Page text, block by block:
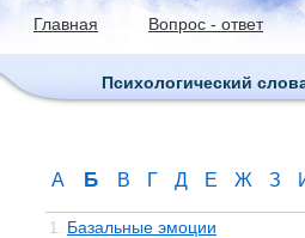
Главная Вопрос - ответ
Психологический
А Б В Г Д Е Ж З
1. Базальные эмоции